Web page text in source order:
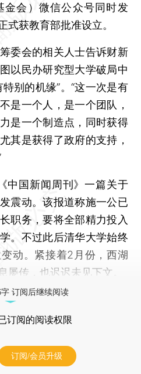
金会）微信公众号同时发
式获教育部批准设立。
会的相关人士告诉财新
以民办研究型大学破局中
别的机缘”。“这一次是有
是一个人，是一个团队，
是一个制造点，同时获得
其是获得了政府的支持，
国新闻周刊》一篇关于
震动。该报道称施一公已
职务，要将全部精力投入
。不过此后清华大学始终
动。紧接着2月份，西湖
屡传，也迟迟未见下文。
订阅后继续阅读
订阅的阅读权限
订阅/会员升级